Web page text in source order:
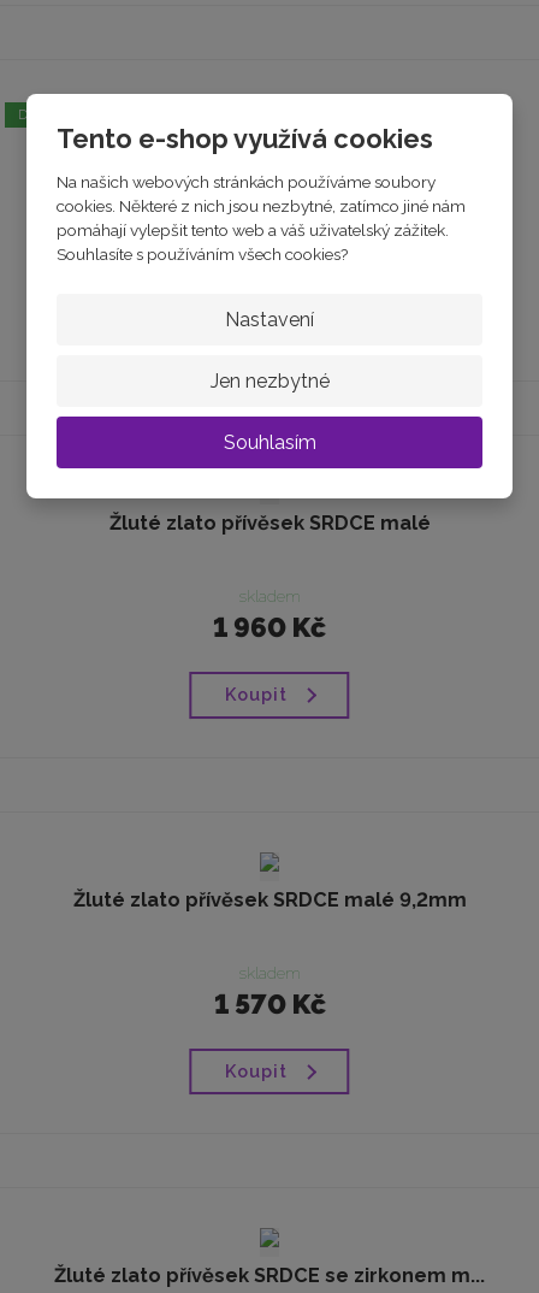
Tento e-shop využívá cookies
Na našich webových stránkách používáme soubory
cookies. Některé z nich jsou nezbytné, zatímco jiné nám
pomáhají vylepšit tento web a váš uživatelský zážitek.
Souhlasíte s používáním všech cookies?
Nastavení
Jen nezbytné
Souhlasím
DOPRAVA ZDARMA
Žluté zlato přívěseK SRDCE
skladem
6 350 Kč
Koupit
Žluté zlato přívěsek SRDCE malé
skladem
1 960 Kč
Koupit
Žluté zlato přívěsek SRDCE malé 9,2mm
skladem
1 570 Kč
Koupit
Žluté zlato přívěsek SRDCE se zirkonem m...